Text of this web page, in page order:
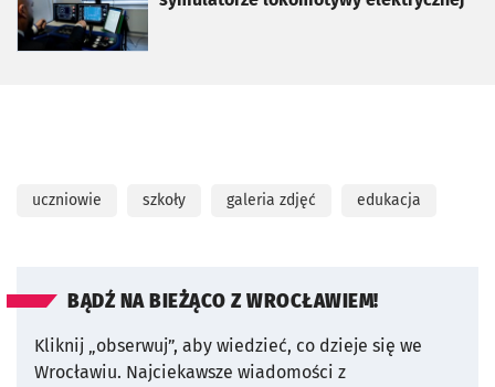
uczniowie szkoły galeria zdjęć edukacja
BĄDŹ NA BIEŻĄCO Z WROCŁAWIEM!
Kliknij „obserwuj”, aby wiedzieć, co dzieje się we
Wrocławiu. Najciekawsze wiadomości z